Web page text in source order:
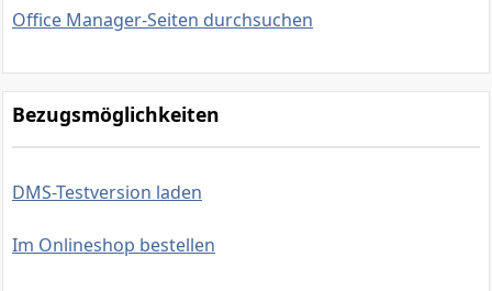
Office Manager-Seiten durchsuchen
Bezugsmöglichkeiten
DMS-Testversion laden
Im Onlineshop bestellen